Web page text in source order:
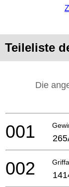
Teileliste
Die
001
002